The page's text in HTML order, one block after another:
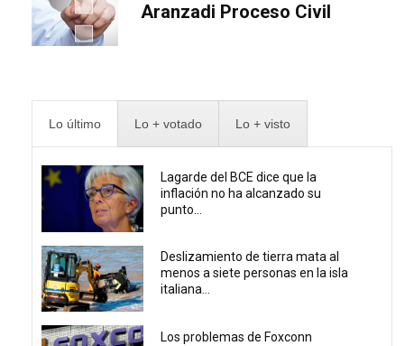
Aranzadi Proceso Civil
Lo último Lo + votado Lo + visto
Lagarde del BCE dice que la
inflación no ha alcanzado su
punto...
Deslizamiento de tierra mata al
menos a siete personas en la isla
italiana...
Los problemas de Foxconn